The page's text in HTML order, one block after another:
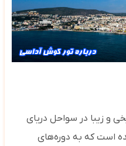
و زیبا در سواحل دریای
است که به دوره‌های